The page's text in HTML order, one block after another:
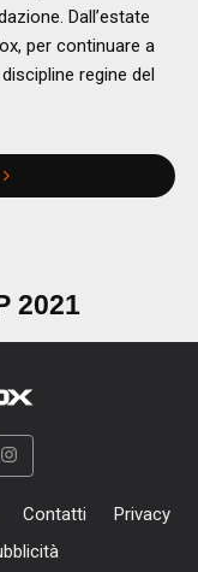
Dall’estate
per continuare a
regine del
2021
Contatti
Privacy